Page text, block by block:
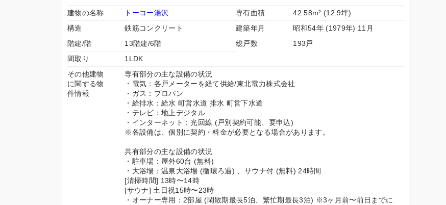
建物の名称 トーコー湯沢 専有面積
42.58m² (12.9坪)
構造
鉄筋コンクリート 建築年月
昭和54年 (1979年) 11月
階建/階
13階建/6階 総戸数
193戸
間取り
1LDK
その他建物
に関する物
件情報
専有部分の主な設備の状況
・電気：各戸メーターを経て供給/東北電力株式会社
・ガス：プロパン
・給排水：給水 町営水道 排水 町営下水道
・テレビ：地上デジタル
・インターネット：光回線 (戸別契約可能、要申込)
※各設備は、個別に契約・料金が必要となる場合があります。
共有部分の主な設備の状況
・駐車場：屋外60台 (無料)
・大浴場：温泉大浴場 (循環ろ過) 、サウナ付 (無料) 24時間
[清掃時間] 13時〜14時
[サウナ] 土日祝15時〜23時
・オーナー専用：2部屋 (閑散期最長5泊、繁忙期最長3泊) ※3ヶ月前〜前日までに